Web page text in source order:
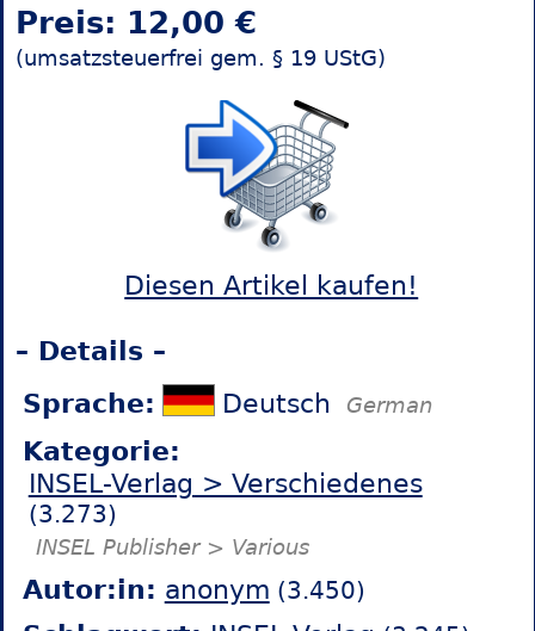
Preis: 12,00 €
(umsatzsteuerfrei gem. § 19 UStG)
Diesen Artikel kaufen!
– Details –
Sprache:
Deutsch German
Kategorie:
INSEL-Verlag > Verschiedenes
(3.273)
INSEL Publisher > Various
Autor:in: anonym (3.450)